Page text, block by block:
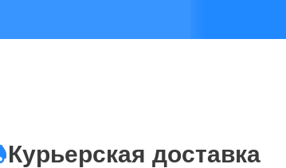
Курьерская доставка